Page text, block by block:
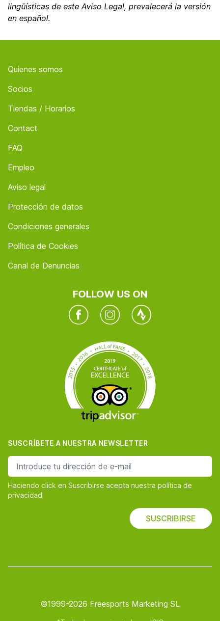
lingüísticas de este Aviso Legal, prevalecerá la versión
en español.
Quienes somos
Socios
Tiendas / Horarios
Contact
FAQ
Empleo
Aviso legal
Protección de datos
Condiciones generales
Política de Cookies
Canal de Denuncias
FOLLOW US ON
FacebookInstagramTwitter
SUSCRÍBETE A NUESTRA NEWSLETTER
dirección de correo
Haciendo click en Suscribirse acepta nuestra política de
privacidad
SUSCRIBIRSE
©1999-2026 Freesports Marketing SL